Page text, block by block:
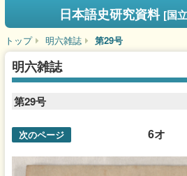
日本語史研究資料 [国
トップ 明六雑誌 第29号
明六雑誌
第29号
6オ
次のページ